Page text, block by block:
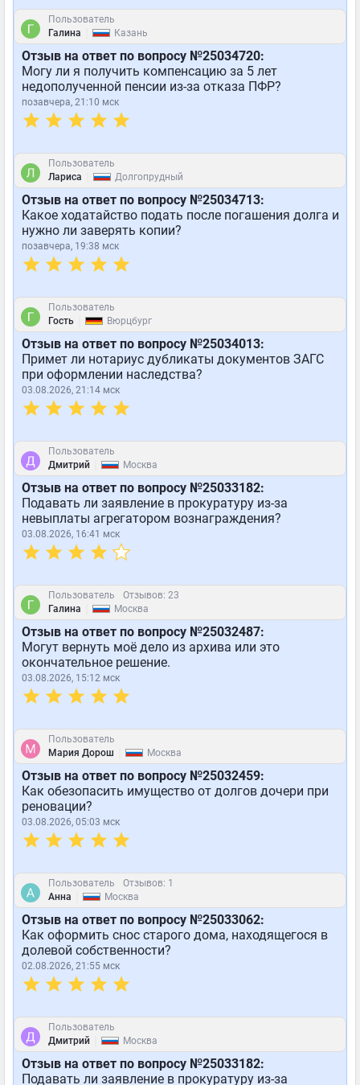
Пользователь
Галина
Казань
Отзыв на ответ по вопросу №25034720:
Могу ли я получить компенсацию за 5 лет
недополученной пенсии из-за отказа ПФР?
позавчера, 21:10 мск
Пользователь
Лариса
Долгопрудный
Отзыв на ответ по вопросу №25034713:
Какое ходатайство подать после погашения долга и
нужно ли заверять копии?
позавчера, 19:38 мск
Пользователь
Гость
Вюрцбург
Отзыв на ответ по вопросу №25034013:
Примет ли нотариус дубликаты документов ЗАГС
при оформлении наследства?
03.08.2026, 21:14 мск
Пользователь
Дмитрий
Москва
Отзыв на ответ по вопросу №25033182:
Подавать ли заявление в прокуратуру из-за
невыплаты агрегатором вознаграждения?
03.08.2026, 16:41 мск
Пользователь
Отзывов: 23
Галина
Москва
Отзыв на ответ по вопросу №25032487:
Могут вернуть моё дело из архива или это
окончательное решение.
03.08.2026, 15:12 мск
Пользователь
Мария Дорош
Москва
Отзыв на ответ по вопросу №25032459:
Как обезопасить имущество от долгов дочери при
реновации?
03.08.2026, 05:03 мск
Пользователь
Отзывов: 1
Анна
Москва
Отзыв на ответ по вопросу №25033062:
Как оформить снос старого дома, находящегося в
долевой собственности?
02.08.2026, 21:55 мск
Пользователь
Дмитрий
Москва
Отзыв на ответ по вопросу №25033182:
Подавать ли заявление в прокуратуру из-за